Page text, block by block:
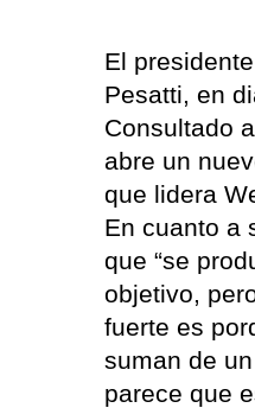
El
Pesatti, en
Consultado
abre un
que lidera
En cuanto a
que “se
objetivo,
fuerte es
suman de
parece que